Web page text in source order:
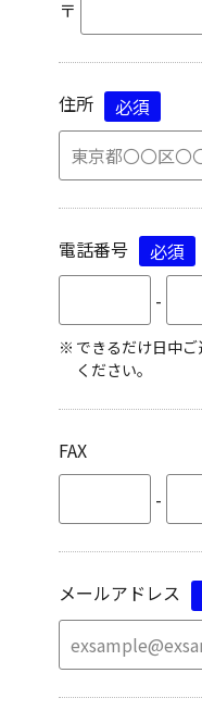
〒
住所 必須
電話番号
必須
-
できるだけ日中
ください。
FAX
-
メールアドレス